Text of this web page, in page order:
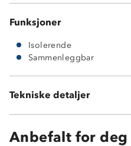
Funksjoner
Isolerende
Sammenleggbar
Tekniske detaljer
Vekt:700 gram
Anbefalt for deg